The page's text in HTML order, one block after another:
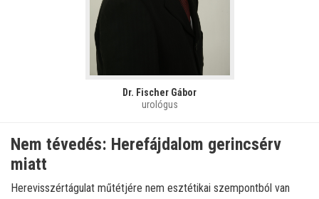
Dr. Fischer Gábor
urológus
Nem tévedés: Herefájdalom gerincsérv
miatt
Herevisszértágulat műtétjére nem esztétikai szempontból van